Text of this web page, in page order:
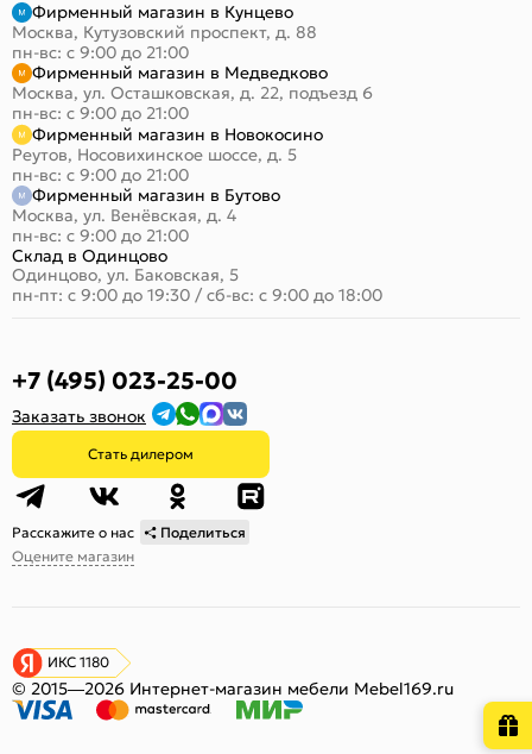
Фирменный магазин в Кунцево
Москва, Кутузовский проспект, д. 88
пн-вс: с 9:00 до 21:00
Фирменный магазин в Медведково
Москва, ул. Осташковская, д. 22, подъезд 6
пн-вс: с 9:00 до 21:00
Фирменный магазин в Новокосино
Реутов, Носовихинское шоссе, д. 5
пн-вс: с 9:00 до 21:00
Фирменный магазин в Бутово
Москва, ул. Венёвская, д. 4
пн-вс: с 9:00 до 21:00
Склад в Одинцово
Одинцово, ул. Баковская, 5
пн-пт: с 9:00 до 19:30 / сб-вс: с 9:00 до 18:00
+7 (495) 023-25-00
Заказать звонок
Стать дилером
Расскажите о нас
Поделиться
Оцените магазин
ИКС 1180
© 2015—2026 Интернет-магазин мебели Mebel169.ru